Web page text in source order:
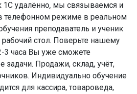
1С удалённо, мы связываемся и
телефонном режиме в реальном
преподаватель и ученик
стол. Поверьте нашему
3 часа Вы уже сможете
задачи. Продажи, склад, учёт,
Индивидуально обучение
для кассира, товароведа,